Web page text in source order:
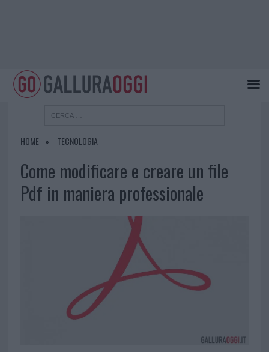
HOME TECNOLOGIA
Come modificare e creare un file
Pdf in maniera professionale